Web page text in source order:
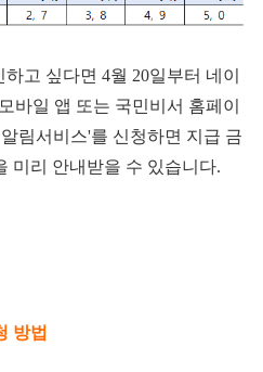
고 싶다면 4월 20일부터 네이
바일 앱 또는 국민비서 홈페이
림서비스'를 신청하면 지급 금
미리 안내받을 수 있습니다.
방법